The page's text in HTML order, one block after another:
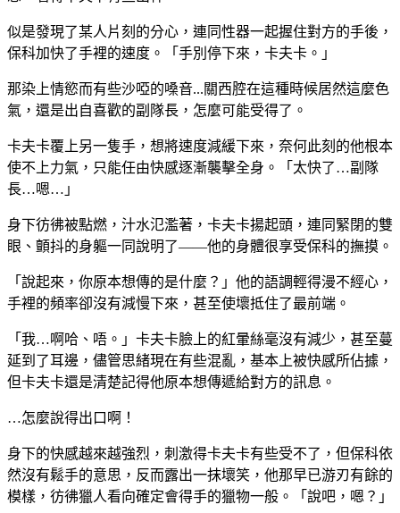
似是發現了某人片刻的分心，連同性器一起握住對方的手後，
保科加快了手裡的速度。「手別停下來，卡夫卡。」
那染上情慾而有些沙啞的嗓音...關西腔在這種時候居然這麼色
氣，還是出自喜歡的副隊長，怎麼可能受得了。
卡夫卡覆上另一隻手，想將速度減緩下來，奈何此刻的他根本
使不上力氣，只能任由快感逐漸襲擊全身。「太快了…副隊
長…嗯…」
身下彷彿被點燃，汁水氾濫著，卡夫卡揚起頭，連同緊閉的雙
眼、顫抖的身軀一同說明了——他的身體很享受保科的撫摸。
「說起來，你原本想傳的是什麼？」他的語調輕得漫不經心，
手裡的頻率卻沒有減慢下來，甚至使壞抵住了最前端。
「我…啊哈、唔。」卡夫卡臉上的紅暈絲毫沒有減少，甚至蔓
延到了耳邊，儘管思緒現在有些混亂，基本上被快感所佔據，
但卡夫卡還是清楚記得他原本想傳遞給對方的訊息。
…怎麼說得出口啊！
身下的快感越來越強烈，刺激得卡夫卡有些受不了，但保科依
然沒有鬆手的意思，反而露出一抹壞笑，他那早已游刃有餘的
模樣，彷彿獵人看向確定會得手的獵物一般。「說吧，嗯？」